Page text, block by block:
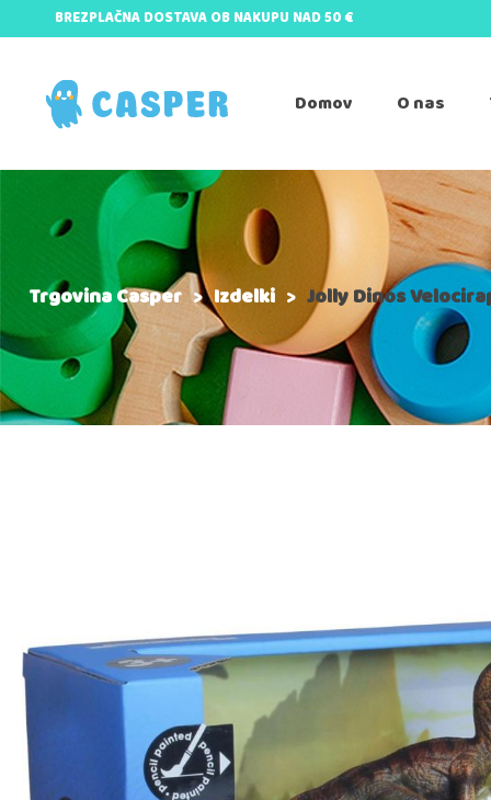
BREZPLAČNA DOSTAVA OB NAKUPU NAD 50 €
Domov O nas
Trgovina Casper >Izdelki > Jolly Dinos